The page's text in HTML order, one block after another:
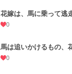
花嫁は、馬に乗って
0
馬は追いかけるもの
0